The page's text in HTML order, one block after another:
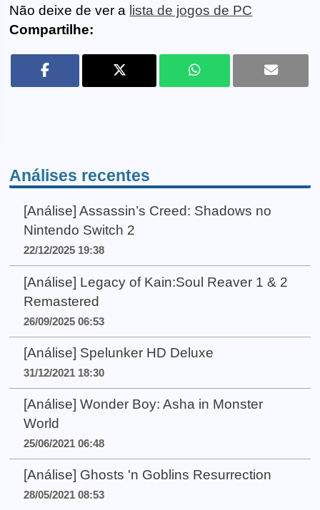
Não deixe de ver a lista de jogos de PC
Compartilhe:
Análises recentes
[Análise] Assassin’s Creed: Shadows no
Nintendo Switch 2
22/12/2025 19:38
[Análise] Legacy of Kain:Soul Reaver 1 & 2
Remastered
26/09/2025 06:53
[Análise] Spelunker HD Deluxe
31/12/2021 18:30
[Análise] Wonder Boy: Asha in Monster
World
25/06/2021 06:48
[Análise] Ghosts 'n Goblins Resurrection
28/05/2021 08:53